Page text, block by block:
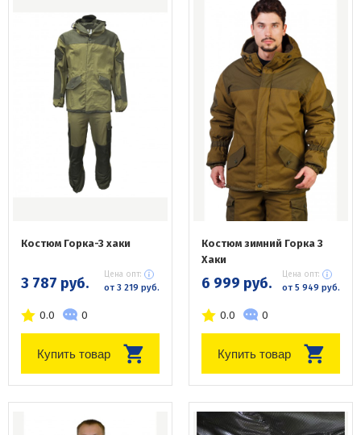
Костюм Горка-3 хаки
3 787 руб. Цена опт:
от 3 219 руб.
0.0 0
Купить товар
Костюм зимний Горка 3
Хаки
6 999 руб. Цена опт:
от 5 949 руб.
0.0 0
Купить товар